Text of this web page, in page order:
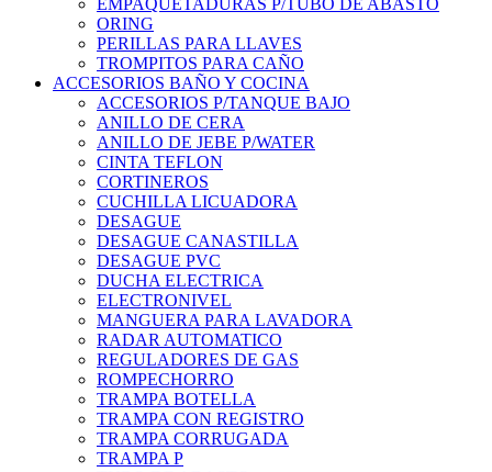
EMPAQUETADURAS P/TUBO DE ABASTO
ORING
PERILLAS PARA LLAVES
TROMPITOS PARA CAÑO
ACCESORIOS BAÑO Y COCINA
ACCESORIOS P/TANQUE BAJO
ANILLO DE CERA
ANILLO DE JEBE P/WATER
CINTA TEFLON
CORTINEROS
CUCHILLA LICUADORA
DESAGUE
DESAGUE CANASTILLA
DESAGUE PVC
DUCHA ELECTRICA
ELECTRONIVEL
MANGUERA PARA LAVADORA
RADAR AUTOMATICO
REGULADORES DE GAS
ROMPECHORRO
TRAMPA BOTELLA
TRAMPA CON REGISTRO
TRAMPA CORRUGADA
TRAMPA P